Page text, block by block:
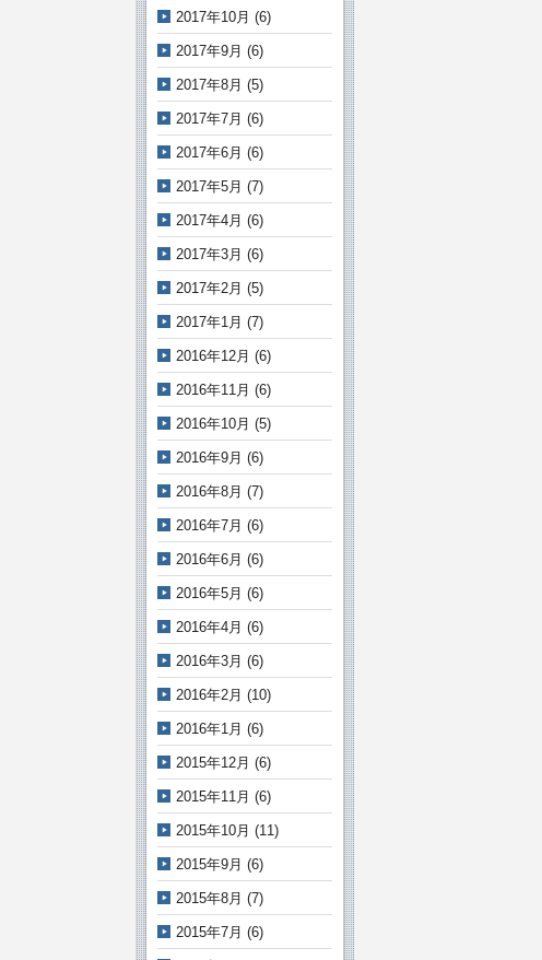
2017年10月 (6)
2017年9月 (6)
2017年8月 (5)
2017年7月 (6)
2017年6月 (6)
2017年5月 (7)
2017年4月 (6)
2017年3月 (6)
2017年2月 (5)
2017年1月 (7)
2016年12月 (6)
2016年11月 (6)
2016年10月 (5)
2016年9月 (6)
2016年8月 (7)
2016年7月 (6)
2016年6月 (6)
2016年5月 (6)
2016年4月 (6)
2016年3月 (6)
2016年2月 (10)
2016年1月 (6)
2015年12月 (6)
2015年11月 (6)
2015年10月 (11)
2015年9月 (6)
2015年8月 (7)
2015年7月 (6)